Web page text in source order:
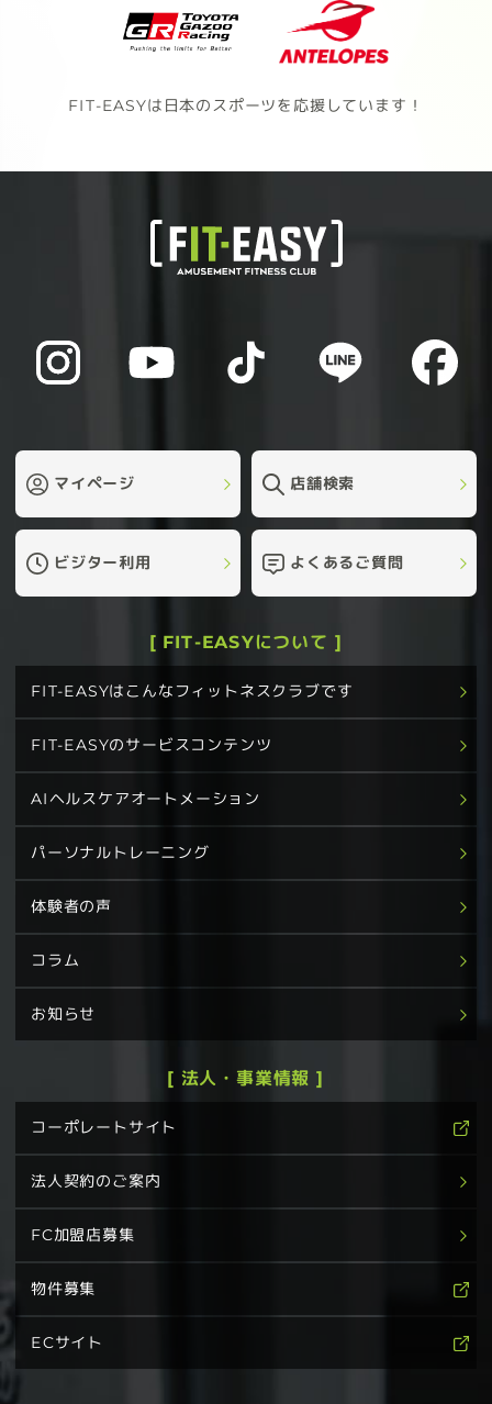
FIT-EASYは日本のスポーツを応援しています！
マイページ 店舗検索
ビジター利用 よくあるご質問
[ FIT-EASYについて ]
FIT-EASYはこんなフィットネスクラブです
FIT-EASYのサービスコンテンツ
AIヘルスケアオートメーション
パーソナルトレーニング
体験者の声
コラム
お知らせ
[ 法人・事業情報 ]
コーポレートサイト
法人契約のご案内
FC加盟店募集
物件募集
ECサイト